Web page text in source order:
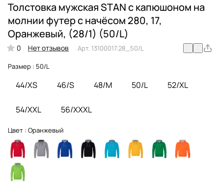
Толстовка мужская STAN с капюшоном на
молнии футер с начёсом 280, 17,
Оранжевый, (28/1) (50/L)
0 Нет отзывов Арт. 13100017.28_50/L
Размер : 50/L
44/XS 46/S 48/M 50/L 52/XL
54/XXL 56/XXXL
Цвет : Оранжевый